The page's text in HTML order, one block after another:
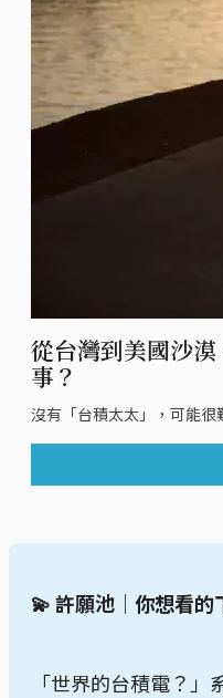
從台灣到美國沙
事？
沒有「台積太太」，可能
💫 許願池｜你想看的
「世界的台積電？」